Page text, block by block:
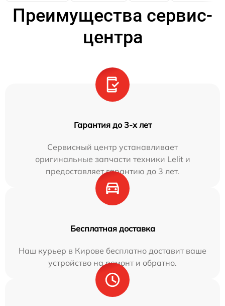
Преимущества сервис-
центра
Гарантия до 3-х лет
Сервисный центр устанавливает
оригинальные запчасти техники Lelit и
предоставляет гарантию до 3 лет.
Бесплатная доставка
Наш курьер в Кирове бесплатно доставит ваше
устройство на ремонт и обратно.